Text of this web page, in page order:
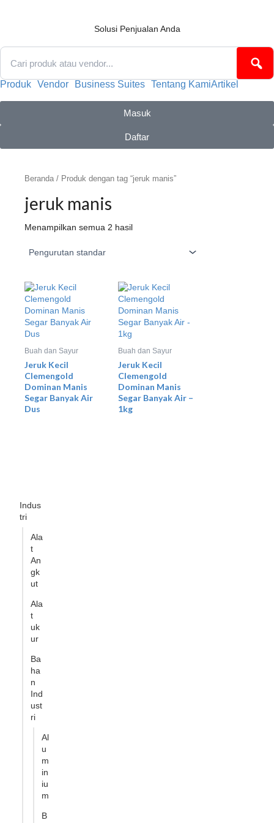
Solusi Penjualan Anda
Produk Vendor Business Suites Tentang KamiArtikel
Masuk
Daftar
Indus
tri
Ala
t
An
gk
ut
Ala
t
uk
ur
Ba
ha
n
Ind
ust
ri
Al
u
m
in
iu
m
B
Beranda / Produk dengan tag “jeruk manis”
jeruk manis
Menampilkan semua 2 hasil
Buah dan Sayur
Jeruk Kecil
Clemengold
Dominan Manis
Segar Banyak Air
Dus
Buah dan Sayur
Jeruk Kecil
Clemengold
Dominan Manis
Segar Banyak Air –
1kg